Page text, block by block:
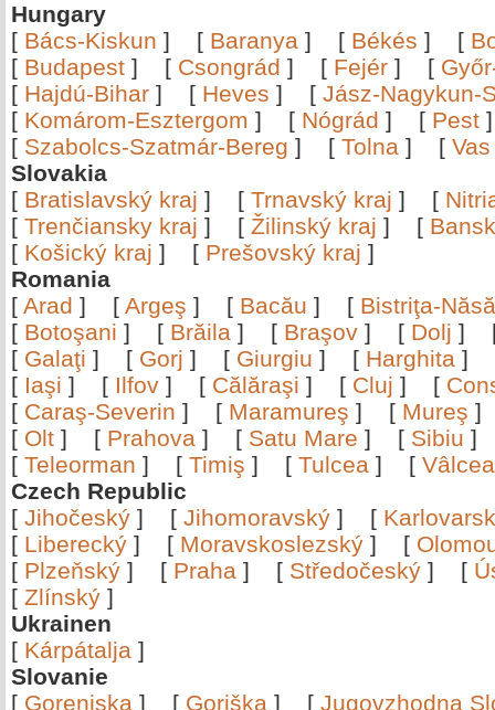
Hungary
[ Bács-Kiskun ] [ Baranya ] [ Békés ] [
[ Budapest ] [ Csongrád ] [ Fejér ] [
[ Hajdú-Bihar ] [ Heves ] [ Jász-Nagykun-
[ Komárom-Esztergom ] [ Nógrád ] [ Pest
[ Szabolcs-Szatmár-Bereg ] [ Tolna ] [ Vas
Slovakia
[ Bratislavský kraj ] [ Trnavský kraj ] [
[ Trenčiansky kraj ] [ Žilinský kraj ] [
[ Košický kraj ] [ Prešovský kraj ]
Romania
[ Arad ] [ Argeş ] [ Bacău ] [ Bistriţa-
[ Botoşani ] [ Brăila ] [ Braşov ] [ Dolj ]
[ Galaţi ] [ Gorj ] [ Giurgiu ] [ Harghita ]
[ Iaşi ] [ Ilfov ] [ Călăraşi ] [ Cluj ] [
[ Caraş-Severin ] [ Maramureş ] [ Mureş
[ Olt ] [ Prahova ] [ Satu Mare ] [ Sibiu
[ Teleorman ] [ Timiş ] [ Tulcea ] [
Czech Republic
[ Jihočeský ] [ Jihomoravský ] [
[ Liberecký ] [ Moravskoslezský ] [
[ Plzeňský ] [ Praha ] [ Středočeský ] [
[ Zlínský ]
Ukrainen
[ Kárpátalja ]
Slovanie
[ Gorenjska ] [ Goriška ] [ Jugovzhodna